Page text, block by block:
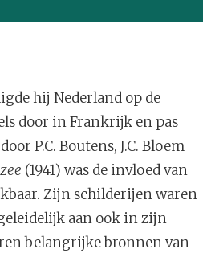
hij Nederland op de
door in Frankrijk en pas
P.C. Boutens, J.C. Bloem
(1941) was de invloed van
Zijn schilderijen waren
aan ook in zijn
belangrijke bronnen van